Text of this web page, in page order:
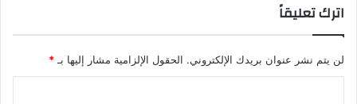
اترك تعليقاً
لن يتم نشر عنوان بريدك الإلكتروني. الحقول الإلزامية مشار إليها بـ*